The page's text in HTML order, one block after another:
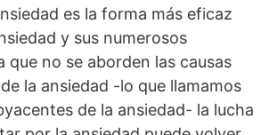
es la forma más eficaz
y sus numerosos
que no se aborden las causas
la ansiedad -lo que llamamos
de la ansiedad- la lucha